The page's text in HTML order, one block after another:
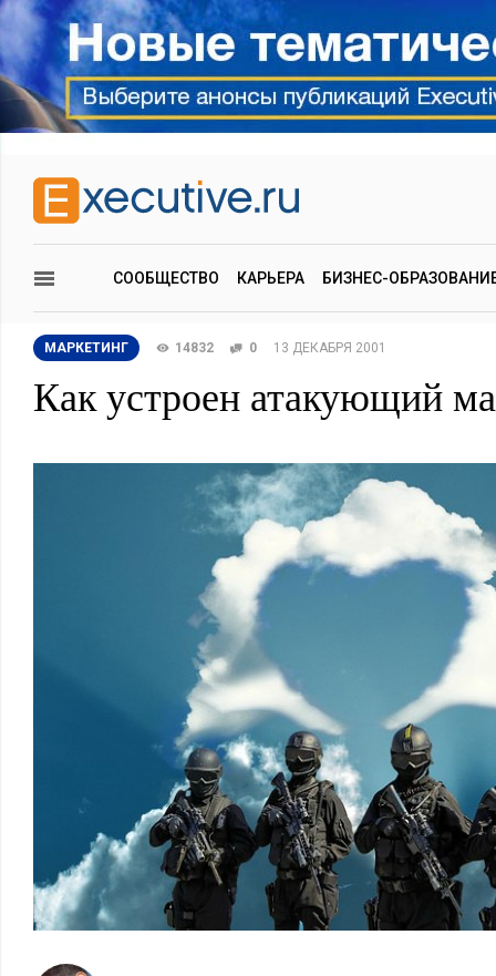
СООБЩЕСТВО КАРЬЕРА БИЗНЕС-
МАРКЕТИНГ 14832 0 13 ДЕКАБРЯ 2001
Как устроен атакующий